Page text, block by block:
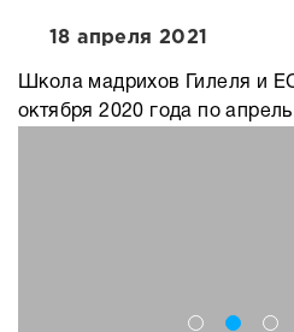
18 апреля 2021
Школа мадрихов Гилеля и
октября 2020 года по